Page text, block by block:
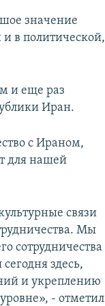
значение
в политической,
и еще раз
Иран.
с Ираном,
для нашей
связи
Мы
сотрудничества
здесь,
и укреплению
- отметил